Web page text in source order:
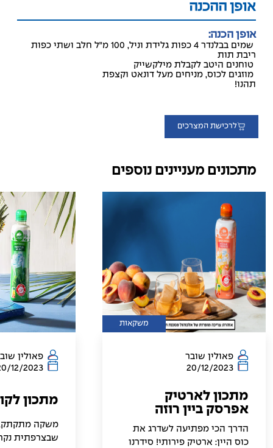
אופן ההכנה
אופן הכנה:
שמים בבלנדר 4 כפות גלידת וניל, 100 מ״ל חלב ושתי כפות
ריבת תות
טוחנים היטב לקבלת מילקשייק
מוזגים לכוס, מניחים מעל דונאט וקצפת
תהנו!
לרכישת המצרכים
מתכונים מעניינים נוספים
משקאות
פאולין שובר
20/12/2023
מתכון לארטיק
אפרסק ביין רוזה
הדרך הכי מפתיעה לשדרג את
כוס היין: ארטיק פירותי! סידרנו
פאולין
12/2023
מתכון
משקה מתקתק,
שבצרפתית